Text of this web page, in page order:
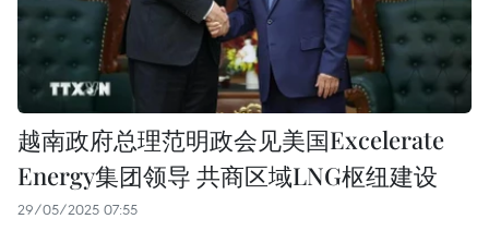
越南政府总理范明政会见美国Excelerate
Energy集团领导 共商区域LNG枢纽建设
29/05/2025 07:55